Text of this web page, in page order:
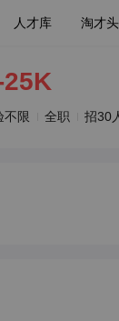
人才库 淘才
25K
不限 全职 招30